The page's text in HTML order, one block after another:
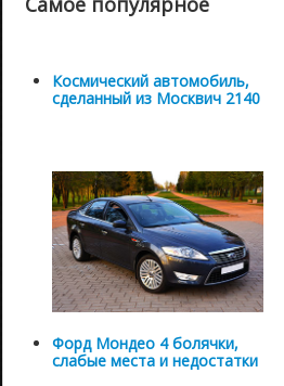
Космический автомобиль,
сделанный из Москвич 2140
Форд Мондео 4 болячки,
слабые места и недостатки